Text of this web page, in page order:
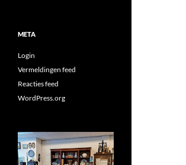
META
Login
Vermeldingen feed
Reacties feed
WordPress.org